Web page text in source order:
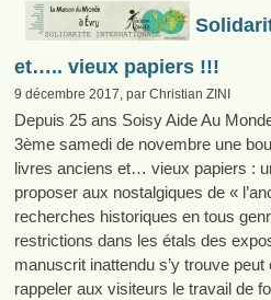
et….. vieux papiers !!!
9 décembre 2017, par Christian ZINI
Depuis 25 ans Soisy Aide Au
3ème samedi de novembre une
livres anciens et… vieux papiers :
proposer aux nostalgiques de «
recherches historiques en tous
restrictions dans les étals des
manuscrit inattendu s’y trouve
rappeler aux visiteurs le travail de